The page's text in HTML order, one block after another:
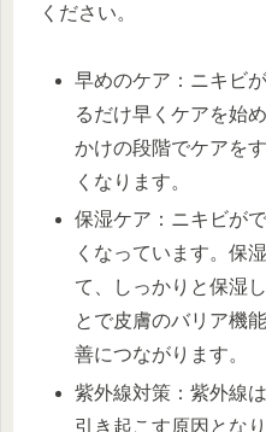
ください。
早めのケア：ニキビ
るだけ早くケアを始
かけの段階でケアを
くなります。
保湿ケア：ニキビが
くなっています。保
て、しっかりと保湿
とで皮膚のバリア機
善につながります。
紫外線対策：紫外線
引き起こす原因とな